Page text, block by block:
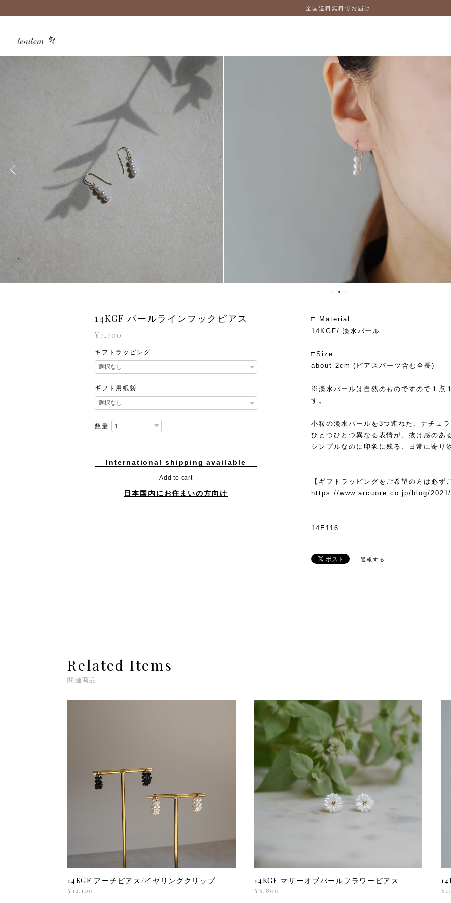
全国送料無料でお届け
14KGF パールラインフックピアス
¥7,700
ギフトラッピング
ギフト用紙袋
数量
International shipping available
Add to cart
日本国内にお住まいの方向け
□ Material
14KGF/ 淡水パール
□Size
about 2cm (ピアスパーツ含む全長)
※淡水パールは自然のものですので１点
す。
小粒の淡水パールを3つ連ねた、ナチュ
ひとつひとつ異なる表情が、抜け感のあ
シンプルなのに印象に残る、日常に寄り
【ギフトラッピングをご希望の方は必ず
https://www.arcuore.co.jp/blog/
14E116
通報する
Related Items
関連商品
14KGF アーチピアス/イヤリングクリップ
¥12,100
14KGF マザーオブパールフラワーピアス
¥8,800